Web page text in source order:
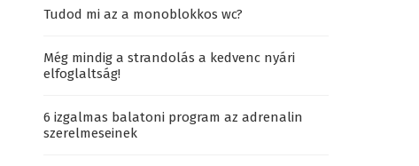
Tudod mi az a monoblokkos wc?
Még mindig a strandolás a kedvenc nyári
elfoglaltság!
6 izgalmas balatoni program az adrenalin
szerelmeseinek